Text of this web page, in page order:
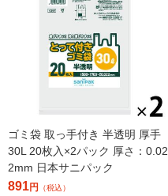
ゴミ袋 取っ手付き 半透明 厚手
30L 20枚入×2パック 厚さ：0.02
2mm 日本サニパック
891円 （税込）